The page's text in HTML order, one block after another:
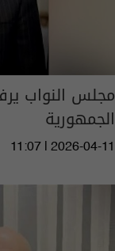
مجلس النواب
الجمهورية
11:07 | 2026-04-11